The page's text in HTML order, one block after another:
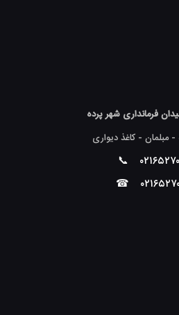
فرمانداری شهر پرده
مبلمان - کاغذ دیواری
📞
☎